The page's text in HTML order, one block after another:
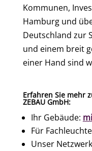
Kommunen,
Hamburg und
Deutschland zur
und einem breit
einer Hand sind
Erfahren Sie mehr
ZEBAU GmbH:
Ihr Gebäude:
Für
Unser